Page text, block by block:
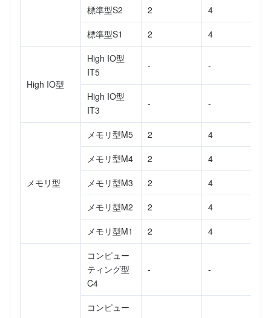
Intelligent Pre-Consultation
Tencent Cloud Smart Advisor
Tencent Infrastructure Automation for Terraform
Cloud Access Management
Config
Tencent Cloud Organization
Control Center
Identity Aware Platform
Tencent Smart Advisor-Chaotic Fault Generator
Cloud Native Build
Tencent Cloud CodeBuddy
Tencent Cloud Code Analysis
Tencent Cloud Super App as a Service
Tencent Cloud Observability Platform
Application Performance Management
Real User Monitoring
Cloud Automated Testing
TencentCloud Managed Service for Prometheus
Event Bridge
Tencent Cloud Health Dashboard
Tencent Smart Advisor-Tencent RTC Copilot
Cloud Migration
TencentCloud API
Tencent Cloud Command Line Interface
Software Product Announcements
Software Product Lifecycle Announcements
Enterprise Software
Tencent Cloud Enterprise
Tencent Cloud-native Suite
TDSQL
その他
International Partners
About Account
Message Center
Tencent Big Data Suite
Operating System
TencentOS Server
標準型S2
2 4
標準型S1
2 4
High IO型
High IO型
IT5
- -
High IO型
IT3
- -
メモリ型
メモリ型M5 2 4
メモリ型M4
2 4
メモリ型M3
2 4
メモリ型M2
2 4
メモリ型M1
2 4
コンピュー
ティング型
C4
- -
コンピュー